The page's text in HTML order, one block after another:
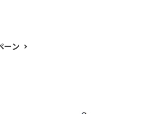
ーン
化チタンはルチル、アナターゼ、
も安定な結晶構造で、白色顔料など